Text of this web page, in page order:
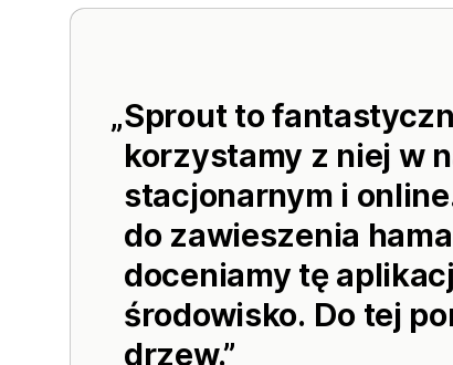
Sprout to
korzystamy z niej w
stacjonarnym i
do zawieszenia
doceniamy tę
środowisko. Do tej
drzew.